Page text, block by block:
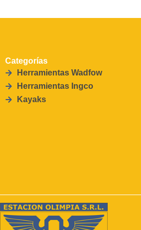
Categorías
Herramientas Wadfow
Herramientas Ingco
Kayaks